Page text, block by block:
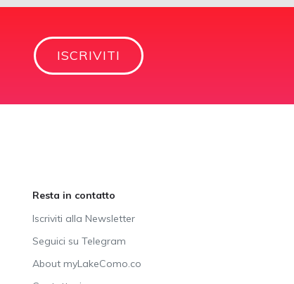
ISCRIVITI
Resta in contatto
Iscriviti alla Newsletter
Seguici su Telegram
About myLakeComo.co